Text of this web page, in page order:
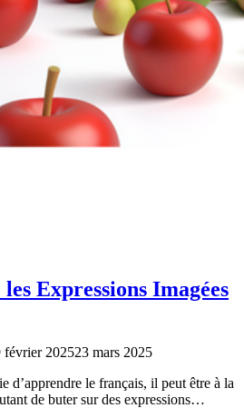
Expressions Imagées
février 202523 mars 2025
d’apprendre le français, il peut être à la
de buter sur des expressions…